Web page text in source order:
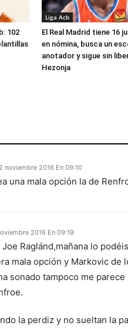
102
Liga Acb
El Real Madrid tiene 16
en nómina, busca un
anotador y sigue sin
Hezonja
noviembre 2016 En 09:10
una mala opción la de
2016 En 09:19
Joe Raglánd,mañana lo
mala opción y Markovic
sonado tampoco me
la perdiz y no sueltan la